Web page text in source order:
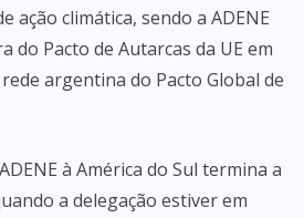
ação climática, sendo a ADENE
do Pacto de Autarcas da UE em
argentina do Pacto Global de
à América do Sul termina a
a delegação estiver em